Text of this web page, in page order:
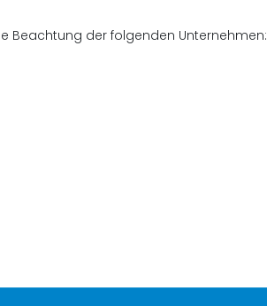
Beachtung der folgenden Unternehmen: